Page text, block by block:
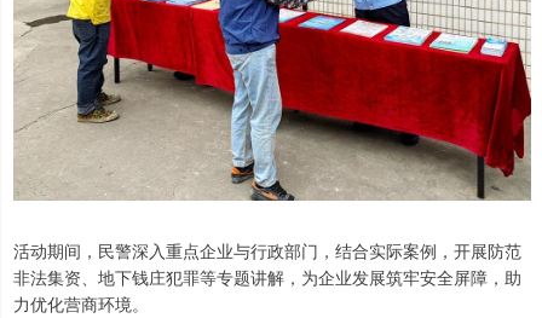
活动期间，民警深入重点企业与行政部门，结合实际案例，开展防范
非法集资、地下钱庄犯罪等专题讲解，为企业发展筑牢安全屏障，助
力优化营商环境。